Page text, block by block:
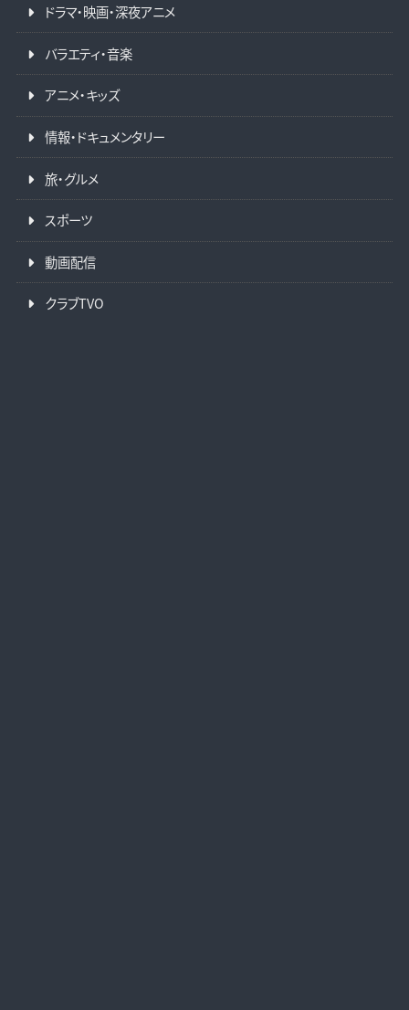
ドラマ・映画・深夜アニメ
バラエティ・音楽
アニメ・キッズ
情報・ドキュメンタリー
旅・グルメ
スポーツ
動画配信
クラブTVO